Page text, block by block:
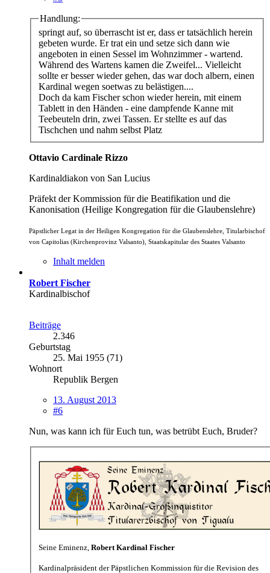
Handlung:
springt auf, so überrascht ist er, dass er tatsächlich herein
gebeten wurde. Er trat ein und setze sich dann wie
angeboten in einen Sessel im Wohnzimmer - wartend.
Während des Wartens kamen die Zweifel... Vielleicht
sollte er besser wieder gehen, das war doch albern, einen
Kardinal wegen soetwas zu belästigen....
Doch da kam Fischer schon wieder herein, mit einem
Tablett in den Händen - eine dampfende Kanne mit
Teebeuteln drin, zwei Tassen. Er stellte es auf das
Tischchen und nahm selbst Platz
Ottavio Cardinale Rizzo
Kardinaldiakon von San Lucius
Präfekt der Kommission für die Beatifikation und die
Kanonisation (Heilige Kongregation für die Glaubenslehre)
Päpstlicher Legat in der Heiligen Kongregation für die Glaubenslehre, Titularbischof
von Capitolias (Kirchenprovinz Valsanto), Staatskapitular des Staates Valsanto
Inhalt melden
Robert Fischer
Kardinalbischof
Beiträge
2.346
Geburtstag
25. Mai 1955 (71)
Wohnort
Republik Bergen
13. August 2013
#6
Nun, was kann ich für Euch tun, was betrübt Euch, Bruder?
Seine Eminenz, Robert Kardinal Fischer
Kardinalpräsident der Päpstlichen Kommission für die Revision des